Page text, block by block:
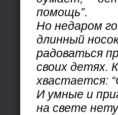
помощь”.
Но недаром
длинный
радоваться
своих детях.
хвастается:
И умные и
на свете